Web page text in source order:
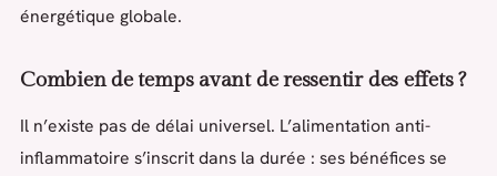
énergétique globale.
Combien de temps avant de ressentir des effets ?
Il n’existe pas de délai universel. L’alimentation anti-
inflammatoire s’inscrit dans la durée : ses bénéfices se